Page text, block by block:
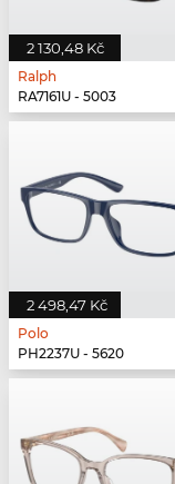
2 130,48 Kč
Ralph
RA7161U - 5003
2 498,47 Kč
Polo
PH2237U - 5620